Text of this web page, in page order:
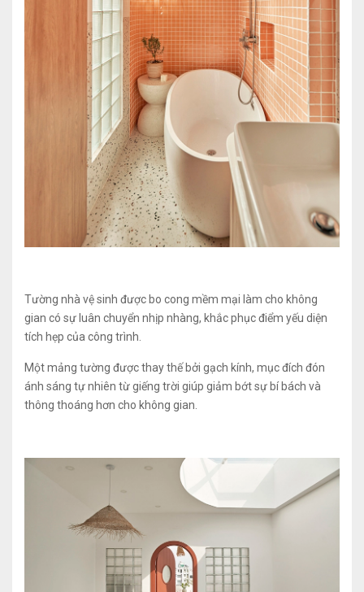
Tường nhà vệ sinh được bo cong mềm mại làm cho không
gian có sự luân chuyển nhịp nhàng, khắc phục điểm yếu diện
tích hẹp của công trình.
Một mảng tường được thay thế bởi gạch kính, mục đích đón
ánh sáng tự nhiên từ giếng trời giúp giảm bớt sự bí bách và
thông thoáng hơn cho không gian.